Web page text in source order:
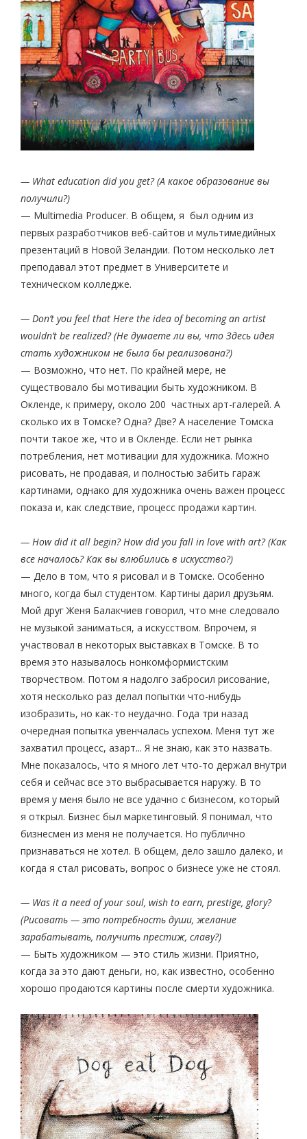
— What education did you get? (А какое образование вы
получили?)
— Multimedia Producer. В общем, я был одним из
первых разработчиков веб-сайтов и мультимедийных
презентаций в Новой Зеландии. Потом несколько лет
преподавал этот предмет в Университете и
техническом колледже.
— Don’t you feel that Here the idea of becoming an artist
wouldn’t be realized? (Не думаете ли вы, что Здесь идея
стать художником не была бы реализована?)
— Возможно, что нет. По крайней мере, не
существовало бы мотивации быть художником. В
Окленде, к примеру, около 200 частных арт-галерей. А
сколько их в Томске? Одна? Две? А население Томска
почти такое же, что и в Окленде. Если нет рынка
потребления, нет мотивации для художника. Можно
рисовать, не продавая, и полностью забить гараж
картинами, однако для художника очень важен процесс
показа и, как следствие, процесс продажи картин.
— How did it all begin? How did you fall in love with art? (Как
все началось? Как вы влюбились в искусство?)
— Дело в том, что я рисовал и в Томске. Особенно
много, когда был студентом. Картины дарил друзьям.
Мой друг Женя Балакчиев говорил, что мне следовало
не музыкой заниматься, а искусством. Впрочем, я
участвовал в некоторых выставках в Томске. В то
время это называлось нонкомформистским
творчеством. Потом я надолго забросил рисование,
хотя несколько раз делал попытки что-нибудь
изобразить, но как-то неудачно. Года три назад
очередная попытка увенчалась успехом. Меня тут же
захватил процесс, азарт... Я не знаю, как это назвать.
Мне показалось, что я много лет что-то держал внутри
себя и сейчас все это выбрасывается наружу. В то
время у меня было не все удачно с бизнесом, который
я открыл. Бизнес был маркетинговый. Я понимал, что
бизнесмен из меня не получается. Но публично
признаваться не хотел. В общем, дело зашло далеко, и
когда я стал рисовать, вопрос о бизнесе уже не стоял.
— Was it a need of your soul, wish to earn, prestige, glory?
(Рисовать — это потребность души, желание
зарабатывать, получить престиж, славу?)
— Быть художником — это стиль жизни. Приятно,
когда за это дают деньги, но, как известно, особенно
хорошо продаются картины после смерти художника.